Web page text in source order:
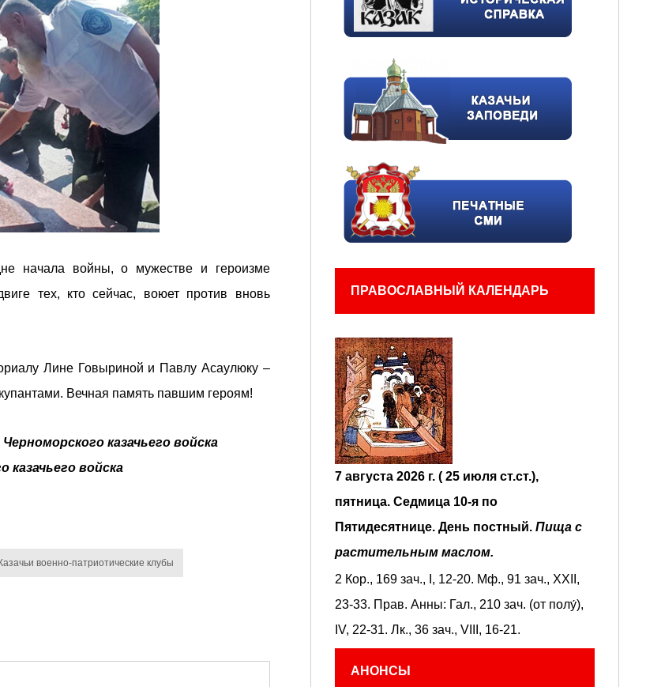
начала войны, о мужестве и героизме
тех, кто сейчас, воюет против вновь
Лине Говыриной и Павлу Асаулюку –
Вечная память павшим героям!
казачьего войска
казачьего войска
Казачьи военно-патриотические клубы
ПРАВОСЛАВНЫЙ КАЛЕНДАРЬ
7 августа 2026 г. ( 25 июля ст.ст.),
пятница. Седмица 10-я по
Пятидесятнице. День постный. Пища с
растительным маслом.
2 Кор., 169 зач., I, 12-20. Мф., 91 зач., XXII,
23-33. Прав. Анны: Гал., 210 зач. (от полу́),
IV, 22-31. Лк., 36 зач., VIII, 16-21.
АНОНСЫ